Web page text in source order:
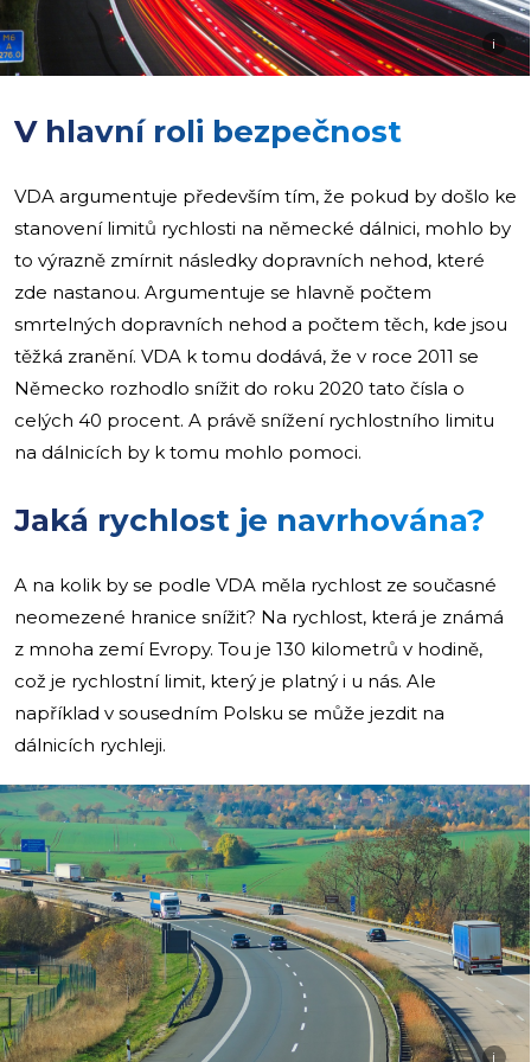
i
V hlavní roli bezpečnost
VDA argumentuje především tím, že pokud by došlo ke
stanovení limitů rychlosti na německé dálnici, mohlo by
to výrazně zmírnit následky dopravních nehod, které
zde nastanou. Argumentuje se hlavně počtem
smrtelných dopravních nehod a počtem těch, kde jsou
těžká zranění. VDA k tomu dodává, že v roce 2011 se
Německo rozhodlo snížit do roku 2020 tato čísla o
celých 40 procent. A právě snížení rychlostního limitu
na dálnicích by k tomu mohlo pomoci.
Jaká rychlost je navrhována?
A na kolik by se podle VDA měla rychlost ze současné
neomezené hranice snížit? Na rychlost, která je známá
z mnoha zemí Evropy. Tou je 130 kilometrů v hodině,
což je rychlostní limit, který je platný i u nás. Ale
například v sousedním Polsku se může jezdit na
dálnicích rychleji.
i